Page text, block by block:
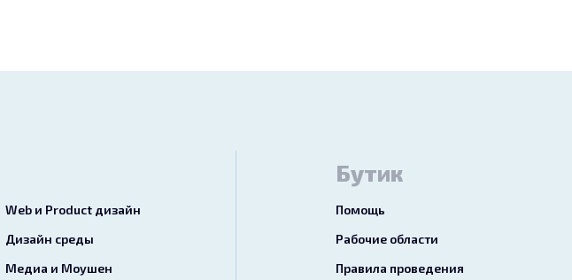
Web и Product дизайн
Дизайн среды
Медиа и Моушен
Бутик
Помощь
Рабочие области
Правила проведения